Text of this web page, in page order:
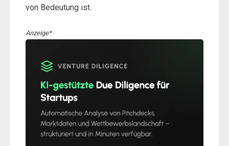
von Bedeutung ist.
Anzeige*